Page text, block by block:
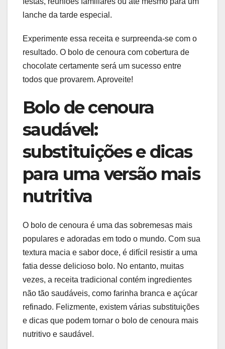
lanche da tarde especial.
Experimente essa receita e surpreenda-se com o
resultado. O bolo de cenoura com cobertura de
chocolate certamente será um sucesso entre
todos que provarem. Aproveite!
Bolo de cenoura
saudável:
substituições e dicas
para uma versão mais
nutritiva
O bolo de cenoura é uma das sobremesas mais
populares e adoradas em todo o mundo. Com sua
textura macia e sabor doce, é difícil resistir a uma
fatia desse delicioso bolo. No entanto, muitas
vezes, a receita tradicional contém ingredientes
não tão saudáveis, como farinha branca e açúcar
refinado. Felizmente, existem várias substituições
e dicas que podem tornar o bolo de cenoura mais
nutritivo e saudável.